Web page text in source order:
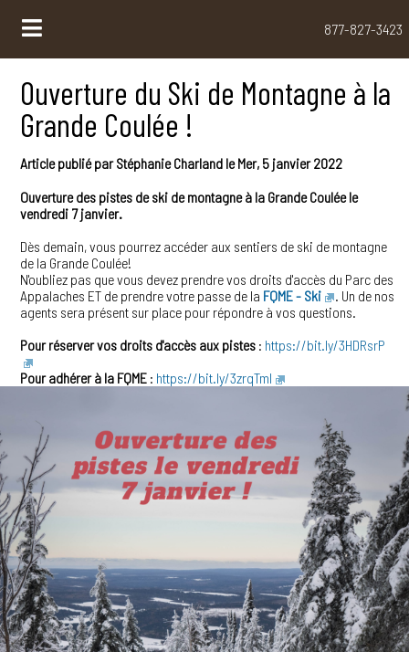
877-827-3423
Ouverture du Ski de Montagne à la
Grande Coulée !
Article publié parStéphanie Charland leMer, 5 janvier 2022
Ouverture des pistes de ski de montagne à la Grande Coulée le
vendredi 7 janvier.
Dès demain, vous pourrez accéder aux sentiers de ski de montagne
de la Grande Coulée!
N'oubliez pas que vous devez prendre vos droits d'accès du Parc des
Appalaches ET de prendre votre passe de la FQME - Ski
. Un de nos
agents sera présent sur place pour répondre à vos questions.
Pour réserver vos droits d'accès aux pistes : https://bit.ly/3HDRsrP
Pour adhérer à la FQME : https://bit.ly/3zrqTmI